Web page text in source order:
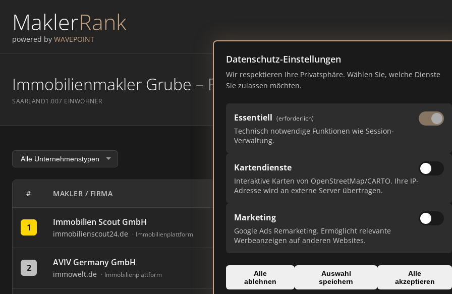
MaklerRank
powered by WAVEPOINT
Datenschutz-Einstellungen
Wir respektieren Ihre Privatsphäre. Wählen Sie, welche Dienste
Sie zulassen möchten.
Essentiell (erforderlich)
Technisch notwendige Funktionen wie Session-
Verwaltung.
Kartendienste
Interaktive Karten von OpenStreetMap/CARTO. Ihre IP-
Adresse wird an externe Server übertragen.
Marketing
Google Ads Remarketing. Ermöglicht relevante
Werbeanzeigen auf anderen Websites.
Alle
ablehnen
Auswahl
speichern
Alle
akzeptieren
Immobilienmakler Grube – Ranking Juli 2026
SAARLAND1.007 EINWOHNER
# MAKLER / FIRMA
1 Immobilien Scout GmbH
immobilienscout24.de Immobilienplattform
2 AVIV Germany GmbH
immowelt.de Immobilienplattform
854